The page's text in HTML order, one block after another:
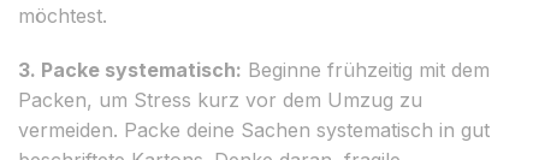
möchtest.
3. Packe systematisch: Beginne frühzeitig mit dem
Packen, um Stress kurz vor dem Umzug zu
vermeiden. Packe deine Sachen systematisch in gut